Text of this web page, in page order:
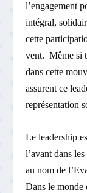
l’engagement
intégral,
cette
vent. Même si
dans cette
assurent ce
représentation
Le leadership
l’avant dans
au nom de
Dans le monde